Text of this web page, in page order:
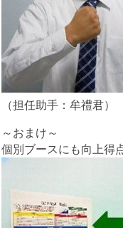
（担任助手：牟禮君）
～おまけ～
個別ブースにも向上得